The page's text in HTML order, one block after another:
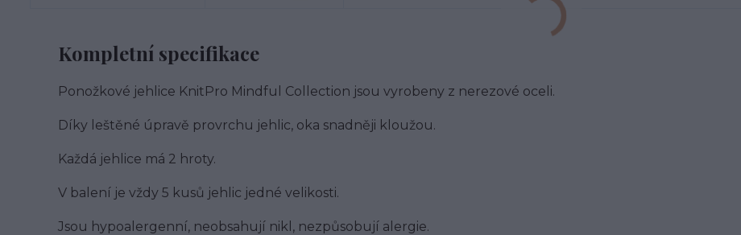
Kompletní specifikace
Ponožkové jehlice KnitPro Mindful Collection jsou vyrobeny z nerezové oceli.
Díky leštěné úpravě provrchu jehlic, oka snadněji kloužou.
Každá jehlice má 2 hroty.
V balení je vždy 5 kusů jehlic jedné velikosti.
Jsou hypoalergenní, neobsahují nikl, nezpůsobují alergie.